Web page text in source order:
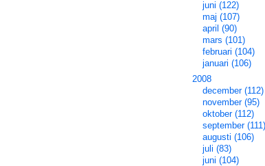
juni (122)
maj (107)
april (90)
mars (101)
februari (104)
januari (106)
2008
december (112)
november (95)
oktober (112)
september (111)
augusti (106)
juli (83)
juni (104)